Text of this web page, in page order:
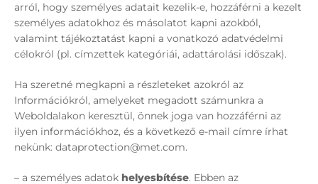
arról, hogy személyes adatait kezelik-e, hozzáférni a kezelt
személyes adatokhoz és másolatot kapni azokból,
valamint tájékoztatást kapni a vonatkozó adatvédelmi
célokról (pl. címzettek kategóriái, adattárolási időszak).
Ha szeretné megkapni a részleteket azokról az
Információkról, amelyeket megadott számunkra a
Weboldalakon keresztül, önnek joga van hozzáférni az
ilyen információkhoz, és a következő e-mail címre írhat
nekünk: dataprotection@met.com.
– a személyes adatok helyesbítése. Ebben az